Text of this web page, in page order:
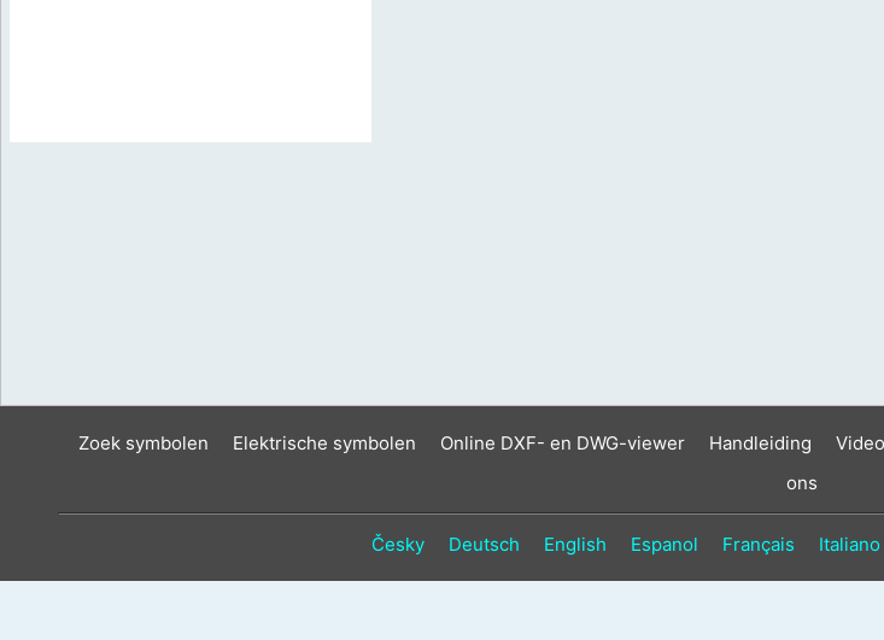
Zoek symbolen Elektrische symbolen Online DXF- en DWG-viewer Handleiding
ons
Česky Deutsch English Espanol Français Italiano